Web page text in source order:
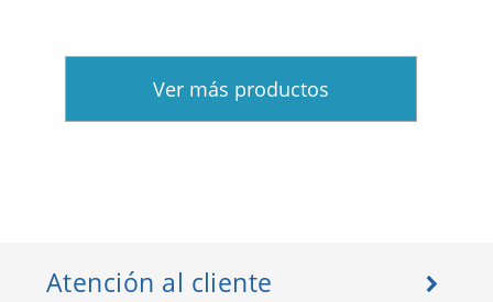
Ver más productos
Atención al cliente